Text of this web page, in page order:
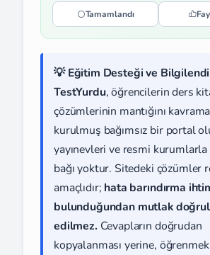
Tamamlandı
💡 Eğitim Desteği ve
TestYurdu, öğrencilerin ders
çözümlerinin mantığını
kurulmuş bağımsız bir portal
yayınevleri ve resmi
bağı yoktur. Sitedeki çözümler
amaçlıdır; hata barındırma
bulunduğundan mutlak
edilmez. Cevapların doğrudan
kopyalanması yerine,